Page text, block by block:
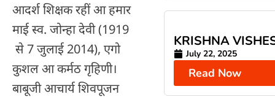
आदर्श शिक्षक रहीं आ हमार
माई स्व. जोन्हा देवी (1919
से 7 जुलाई 2014), एगो
कुशल आ कर्मठ गृहिणी।
बाबूजी आचार्य शिवपूजन
KRISHNA
July 22, 2025
Read Now